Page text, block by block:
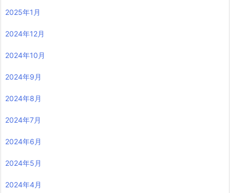
2025年1月
2024年12月
2024年10月
2024年9月
2024年8月
2024年7月
2024年6月
2024年5月
2024年4月